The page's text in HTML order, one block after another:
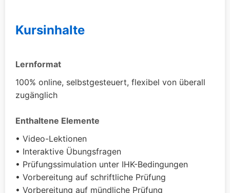
Kursinhalte
Lernformat
100% online, selbstgesteuert, flexibel von überall
zugänglich
Enthaltene Elemente
• Video-Lektionen
• Interaktive Übungsfragen
• Prüfungssimulation unter IHK-Bedingungen
• Vorbereitung auf schriftliche Prüfung
• Vorbereitung auf mündliche Prüfung